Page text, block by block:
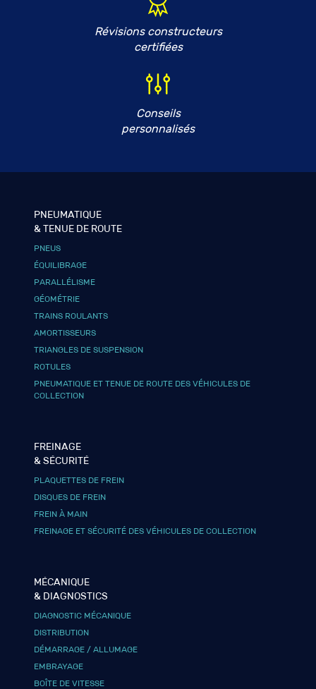
Révisions constructeurs
certifiées
Conseils
personnalisés
PNEUMATIQUE
& TENUE DE ROUTE
PNEUS
ÉQUILIBRAGE
PARALLÉLISME
GÉOMÉTRIE
TRAINS ROULANTS
AMORTISSEURS
TRIANGLES DE SUSPENSION
ROTULES
PNEUMATIQUE ET TENUE DE ROUTE DES VÉHICULES DE
COLLECTION
FREINAGE
& SÉCURITÉ
PLAQUETTES DE FREIN
DISQUES DE FREIN
FREIN À MAIN
FREINAGE ET SÉCURITÉ DES VÉHICULES DE COLLECTION
MÉCANIQUE
& DIAGNOSTICS
DIAGNOSTIC MÉCANIQUE
DISTRIBUTION
DÉMARRAGE / ALLUMAGE
EMBRAYAGE
BOÎTE DE VITESSE